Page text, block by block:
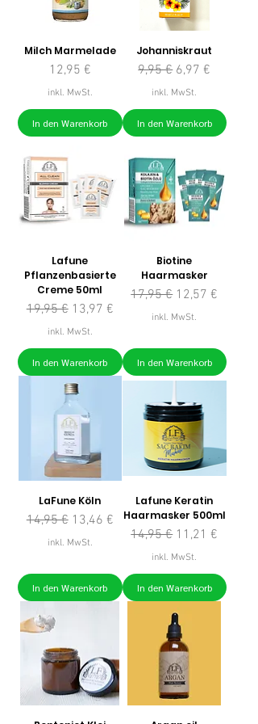
Milch Marmelade
Preis
12,95 €
inkl. MwSt.
In den Warenkorb
Johanniskraut
Standardpreis
9,95 € Sale-Preis
6,97 €
inkl. MwSt.
In den Warenkorb
Lafune
Pflanzenbasierte
Creme 50ml
Standardpreis
19,95 € Sale-Preis
13,97 €
inkl. MwSt.
In den Warenkorb
Biotine
Haarmasker
Standardpreis
17,95 € Sale-Preis
12,57 €
inkl. MwSt.
In den Warenkorb
LaFune Köln
Standardpreis
14,95 € Sale-Preis
13,46 €
inkl. MwSt.
In den Warenkorb
Lafune Keratin
Haarmasker 500ml
Standardpreis
14,95 € Sale-Preis
11,21 €
inkl. MwSt.
In den Warenkorb